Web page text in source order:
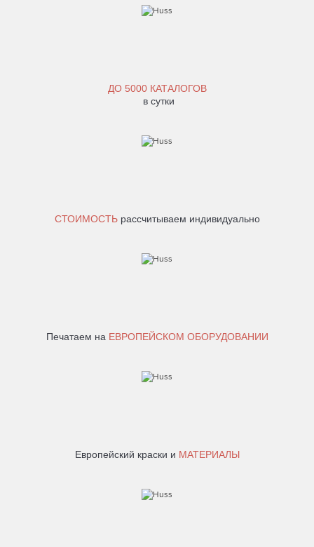
ДО 5000 КАТАЛОГОВ
в сутки
СТОИМОСТЬрассчитываем индивидуально
Печатаем на ЕВРОПЕЙСКОМ ОБОРУДОВАНИИ
Европейский краски и МАТЕРИАЛЫ